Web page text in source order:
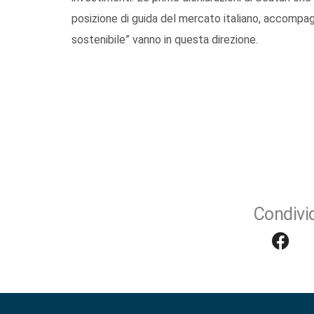
posizione di guida del mercato italiano,
sostenibile” vanno in questa direzione.